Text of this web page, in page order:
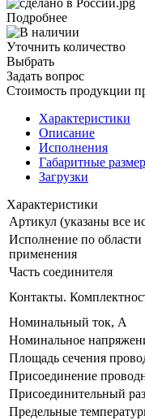
Подробнее
Уточнить количество
Выбрать
Задать вопрос
Стоимость продукции
Характеристики
Описание
Исполнения
Габаритные
Загрузки
Характеристики
Артикул (указаны все
Исполнение по области
применения
Часть соединителя
Контакты.
Номинальный ток, А
Номинальное
Площадь сечения
Присоединение
Присоединительный
Предельные